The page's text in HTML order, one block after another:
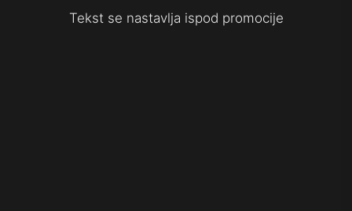
Tekst se nastavlja ispod promocije